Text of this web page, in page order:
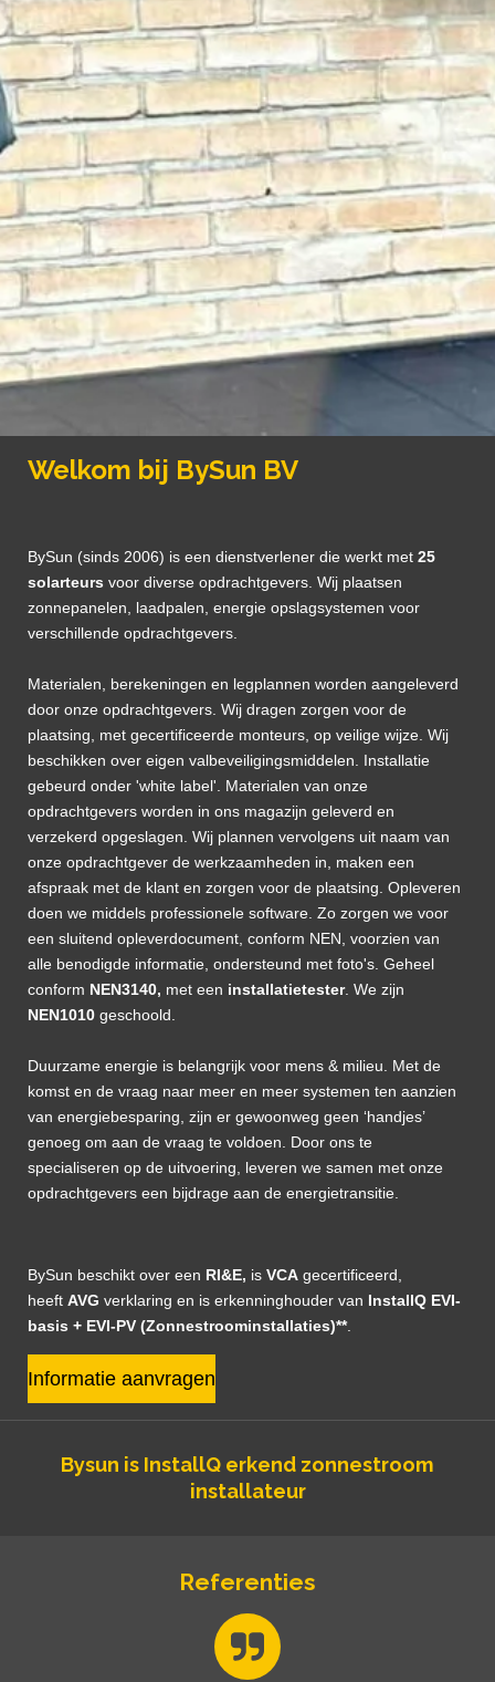
Welkom bij BySun BV
BySun (sinds 2006) is een dienstverlener die werkt met 25
solarteurs voor diverse opdrachtgevers. Wij plaatsen
zonnepanelen, laadpalen, energie opslagsystemen voor
verschillende opdrachtgevers.
Materialen, berekeningen en legplannen worden aangeleverd
door onze opdrachtgevers. Wij dragen zorgen voor de
plaatsing, met gecertificeerde monteurs, op veilige wijze. Wij
beschikken over eigen valbeveiligingsmiddelen. Installatie
gebeurd onder 'white label'. Materialen van onze
opdrachtgevers worden in ons magazijn geleverd en
verzekerd opgeslagen. Wij plannen vervolgens uit naam van
onze opdrachtgever de werkzaamheden in, maken een
afspraak met de klant en zorgen voor de plaatsing. Opleveren
doen we middels professionele software. Zo zorgen we voor
een sluitend opleverdocument, conform NEN, voorzien van
alle benodigde informatie, ondersteund met foto's. Geheel
conform NEN3140, met een installatietester. We zijn
NEN1010 geschoold.
Duurzame energie is belangrijk voor mens & milieu. Met de
komst en de vraag naar meer en meer systemen ten aanzien
van energiebesparing, zijn er gewoonweg geen ‘handjes’
genoeg om aan de vraag te voldoen. Door ons te
specialiseren op de uitvoering, leveren we samen met onze
opdrachtgevers een bijdrage aan de energietransitie.
BySun beschikt over een RI&E, is VCA gecertificeerd,
heeft AVG verklaring en is erkenninghouder van InstallQ EVI-
basis + EVI-PV (Zonnestroominstallaties)**.
Informatie aanvragen
Bysun is InstallQ erkend zonnestroom
installateur
Referenties